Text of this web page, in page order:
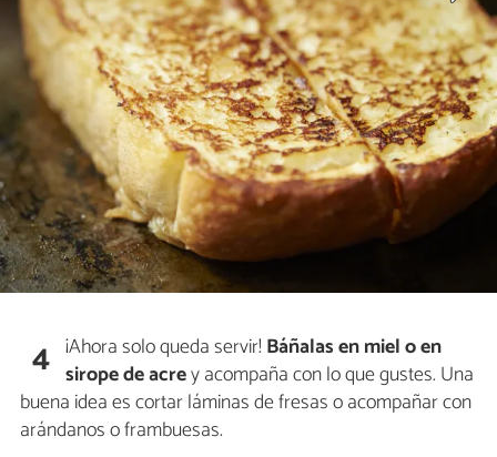
4 ¡Ahora solo queda servir!Báñalas en miel o en
sirope de acrey acompaña con lo que gustes. Una
buena idea es cortar láminas de fresas o acompañar con
arándanos o frambuesas.